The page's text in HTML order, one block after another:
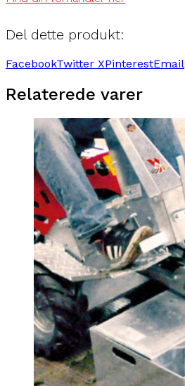
Del dette produkt:
FacebookTwitter XPinterestEmail
Relaterede varer